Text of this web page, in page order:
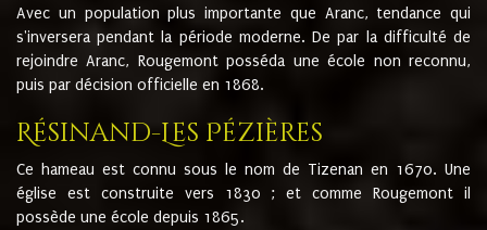
Avec un population plus importante que Aranc, tendance qui
s'inversera pendant la période moderne. De par la difficulté de
rejoindre Aranc, Rougemont posséda une école non reconnu,
puis par décision officielle en 1868.
Résinand-Les Pézières
Ce hameau est connu sous le nom de Tizenan en 1670. Une
église est construite vers 1830 ; et comme Rougemont il
possède une école depuis 1865.